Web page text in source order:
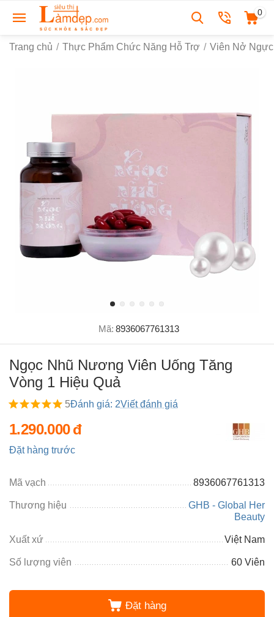
0
Trang chủ / Thực Phẩm Chức Năng Hỗ Trợ / Viên Nở Ngực
Mã: 8936067761313
Ngọc Nhũ Nương Viên Uống Tăng
Vòng 1 Hiệu Quả
5Đánh giá: 2Viết đánh giá
1.290.000đ
Đặt hàng trước
Mã vạch 8936067761313
Thương hiệu
GHB - Global Her
Beauty
Xuất xứ Việt Nam
Số lượng viên 60 Viên
Đặt hàng